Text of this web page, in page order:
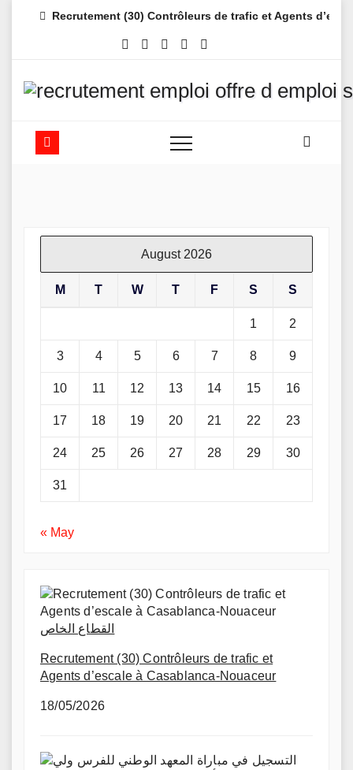
Recrutement (30) Contrôleurs de trafic et Agents
August 2026
M T W T F S S
1 2
3 4 5 6 7 8 9
10 11 12 13 14 15 16
17 18 19 20 21 22 23
24 25 26 27 28 29 30
31
« May
القطاع الخاص
Recrutement (30) Contrôleurs de trafic et
Agents d’escale à Casablanca-Nouaceur
18/05/2026